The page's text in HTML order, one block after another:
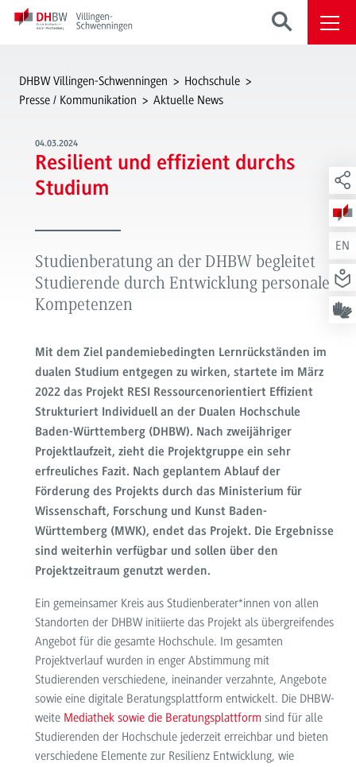
EN
DHBW Villingen-Schwenningen
Hochschule
Presse / Kommunikation
Aktuelle News
04.03.2024
Resilient und effizient durchs
Studium
Studienberatung an der DHBW begleitet
Studierende durch Entwicklung personaler
Kompetenzen
Mit dem Ziel pandemiebedingten Lernrückständen im
dualen Studium entgegen zu wirken, startete im März
2022 das Projekt RESI Ressourcenorientiert Effizient
Strukturiert Individuell an der Dualen Hochschule
Baden-Württemberg (DHBW). Nach zweijähriger
Projektlaufzeit, zieht die Projektgruppe ein sehr
erfreuliches Fazit. Nach geplantem Ablauf der
Förderung des Projekts durch das Ministerium für
Wissenschaft, Forschung und Kunst Baden-
Württemberg (MWK), endet das Projekt. Die Ergebnisse
sind weiterhin verfügbar und sollen über den
Projektzeitraum genutzt werden.
Ein gemeinsamer Kreis aus Studienberater*innen von allen
Standorten der DHBW initiierte das Projekt als übergreifendes
Angebot für die gesamte Hochschule. Im gesamten
Projektverlauf wurden in enger Abstimmung mit
Studierenden verschiedene, ineinander verzahnte, Angebote
sowie eine digitale Beratungsplattform entwickelt. Die DHBW-
weite Mediathek sowie die Beratungsplattformsind für alle
Studierenden der Hochschule jederzeit erreichbar und bieten
verschiedene Elemente zur Resilienz Entwicklung, wie